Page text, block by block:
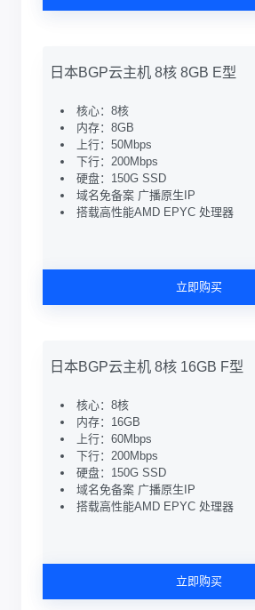
日本BGP云主机 8核 8GB E型
核心：8核
内存：8GB
上行：50Mbps
下行：200Mbps
硬盘：150G SSD
域名免备案 广播原生IP
搭载高性能AMD EPYC 处理器
立即购买
日本BGP云主机 8核 16GB F型
核心：8核
内存：16GB
上行：60Mbps
下行：200Mbps
硬盘：150G SSD
域名免备案 广播原生IP
搭载高性能AMD EPYC 处理器
立即购买